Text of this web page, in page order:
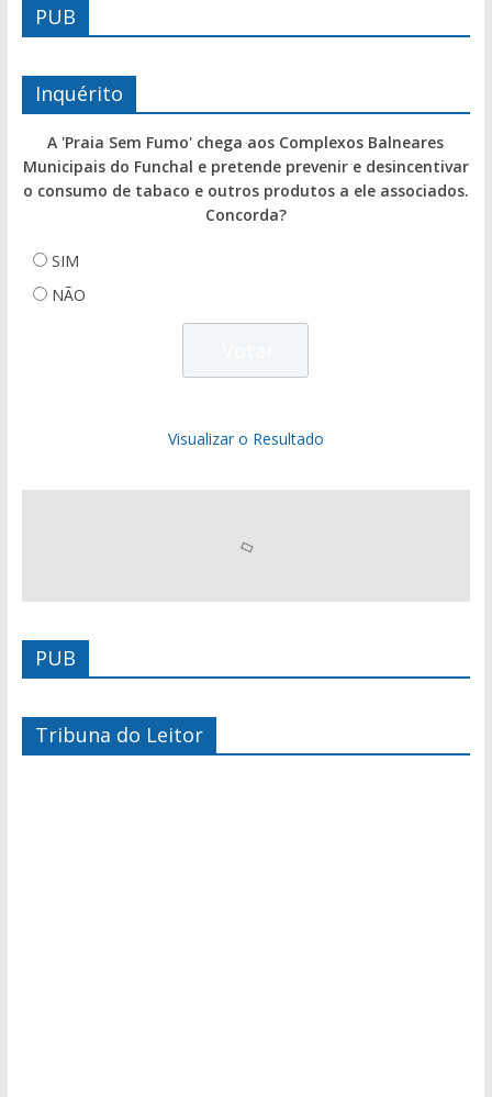
PUB
Inquérito
A 'Praia Sem Fumo' chega aos Complexos Balneares
Municipais do Funchal e pretende prevenir e desincentivar
o consumo de tabaco e outros produtos a ele associados.
Concorda?
SIM
NÃO
Visualizar o Resultado
PUB
Tribuna do Leitor